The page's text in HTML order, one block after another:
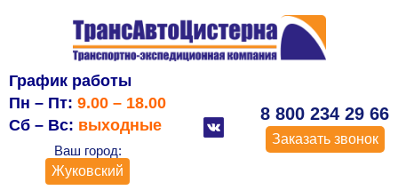
График работы
Пн – Пт: 9.00 – 18.00
Сб – Вс: выходные
Ваш город:
Жуковский
8 800 234 29 66
Заказать звонок